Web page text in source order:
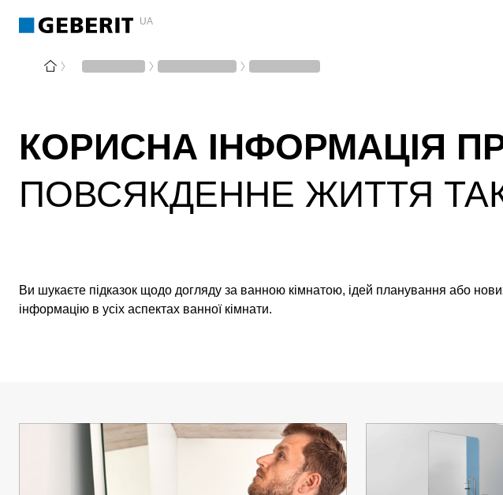
UA
КОРИСНА ІНФОРМАЦІЯ
ПОВСЯКДЕННЕ ЖИТТЯ
Ви шукаєте підказок щодо догляду за ванною кімнатою, ідей планування або
інформацію в усіх аспектах ванної кімнати.